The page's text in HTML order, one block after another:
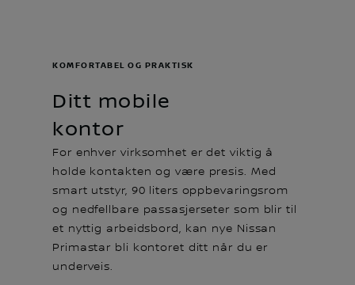
Ditt mobile
kontor
KOMFORTABEL OG PRAKTISK
For enhver virksomhet er det viktig å
holde kontakten og være presis. Med
smart utstyr, 90 liters oppbevaringsrom
og nedfellbare passasjerseter som blir til
et nyttig arbeidsbord, kan nye Nissan
Primastar bli kontoret ditt når du er
underveis.